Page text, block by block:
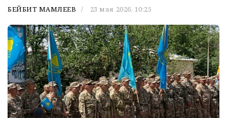
БЕЙБИТ МАМЛЕЕВ 23 мая 2026, 10:25